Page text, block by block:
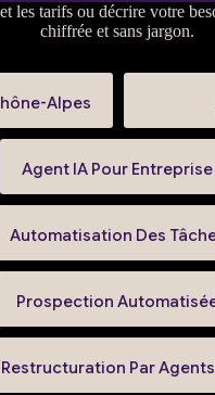
les tarifsou décrire votre
chiffrée et sans jargon.
Alpes
Agent IA Pour Entreprise
Automatisation Des
Prospection
Restructuration Par